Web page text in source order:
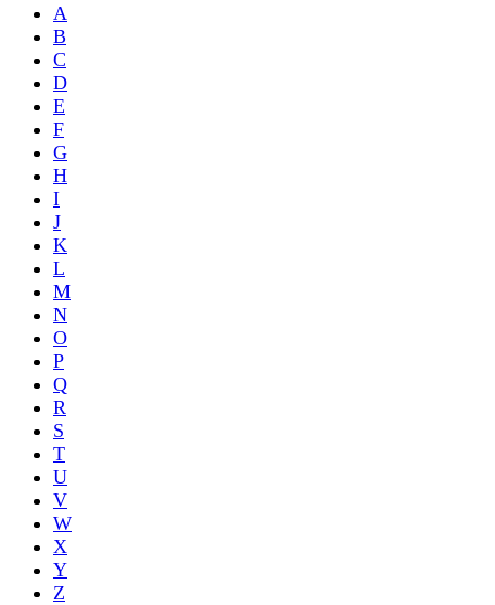
A
B
C
D
E
F
G
H
I
J
K
L
M
N
O
P
Q
R
S
T
U
V
W
X
Y
Z